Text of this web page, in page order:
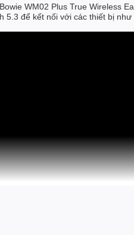
WM02 Plus True Wireless
5.3 để kết nối với các thiết bị